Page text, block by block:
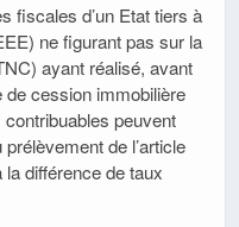
fiscales d’un Etat tiers à
ne figurant pas sur la
ayant réalisé, avant
de cession immobilière
peuvent
de l’article
différence de taux